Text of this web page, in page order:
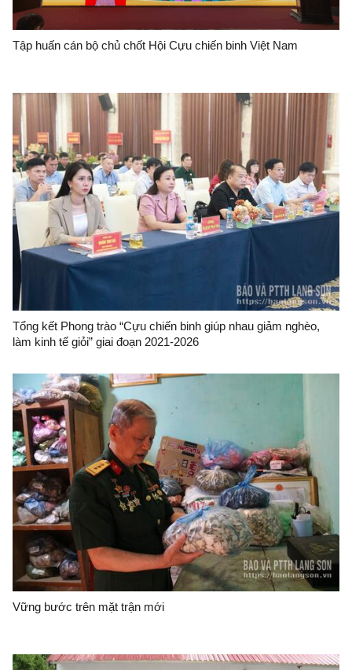
Tập huấn cán bộ chủ chốt Hội Cựu chiến binh Việt Nam
Tổng kết Phong trào “Cựu chiến binh giúp nhau giảm nghèo,
làm kinh tế giỏi” giai đoạn 2021-2026
Vững bước trên mặt trận mới